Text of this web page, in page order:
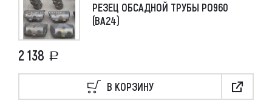
РЕЗЕЦ ОБСАДНОЙ ТРУБЫ РО960
(ВА24)
2 138
В КОРЗИНУ